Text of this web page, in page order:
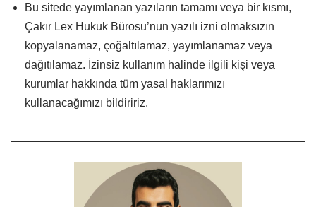
Bu sitede yayımlanan yazıların tamamı veya bir kısmı,
Çakır Lex Hukuk Bürosu’nun yazılı izni olmaksızın
kopyalanamaz, çoğaltılamaz, yayımlanamaz veya
dağıtılamaz. İzinsiz kullanım halinde ilgili kişi veya
kurumlar hakkında tüm yasal haklarımızı
kullanacağımızı bildiririz.